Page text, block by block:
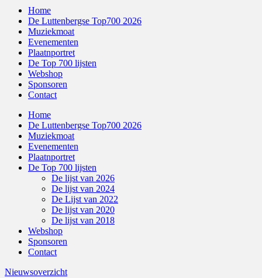
Home
De Luttenbergse Top700 2026
Muziekmoat
Evenementen
Plaatnportret
De Top 700 lijsten
Webshop
Sponsoren
Contact
Home
De Luttenbergse Top700 2026
Muziekmoat
Evenementen
Plaatnportret
De Top 700 lijsten
De lijst van 2026
De lijst van 2024
De Lijst van 2022
De lijst van 2020
De lijst van 2018
Webshop
Sponsoren
Contact
Nieuwsoverzicht